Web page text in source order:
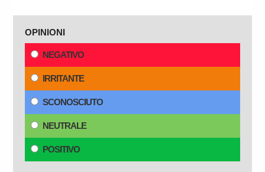
OPINIONI
NEGATIVO
IRRITANTE
SCONOSCIUTO
NEUTRALE
POSITIVO